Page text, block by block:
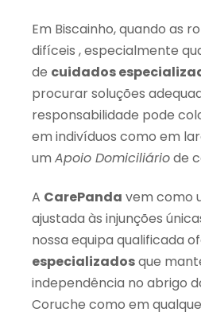
Em Biscainho, quando as
difíceis , especialmente
de cuidados
procurar soluções
responsabilidade pode
em indivíduos como em
um Apoio Domiciliáriode
A CarePanda vem como
ajustada às injunções
nossa equipa qualificada
especializadosque
independência no abrigo
Coruche como em